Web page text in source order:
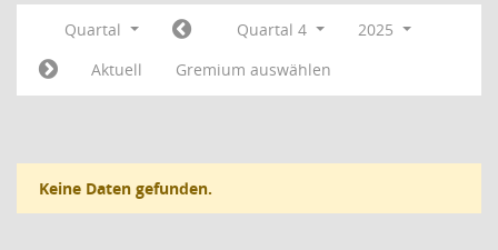
Quartal Quartal 4
2025
Aktuell
Gremium auswählen
Keine Daten gefunden.